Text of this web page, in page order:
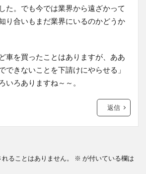
た。でも今では業界から遠ざかって
り合いもまだ業界にいるのかどうか
車を買ったことはありますが、ああ
できないことを下請けにやらせる」
いろありますね～～。
返信
ることはありません。 ※ が付いている欄は